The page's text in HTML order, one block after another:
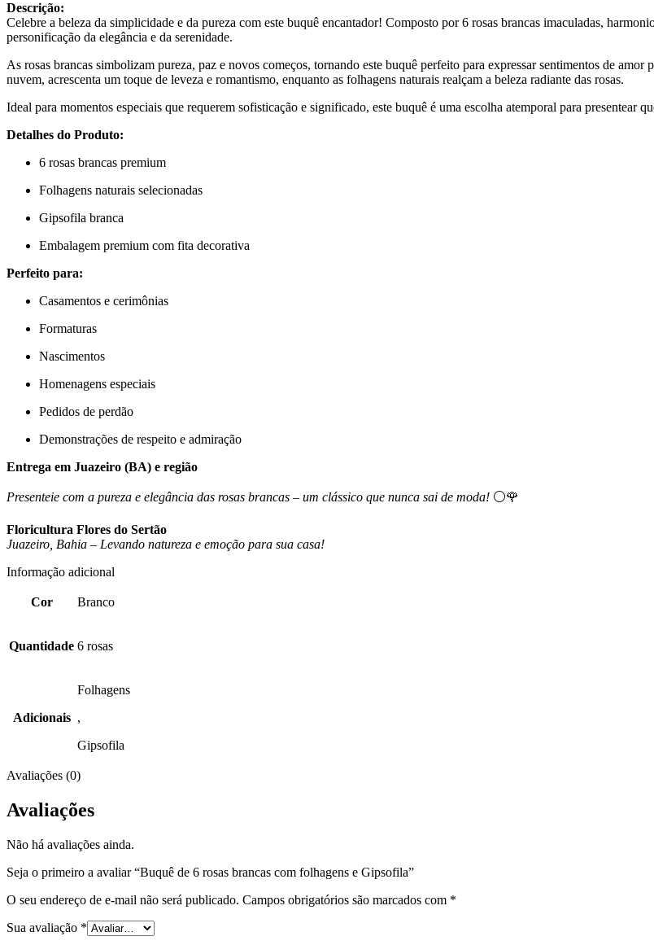
Descrição:
Celebre a beleza da simplicidade e da pureza com este buquê encantador! Composto por 6 rosas brancas imaculadas,
personificação da elegância e da serenidade.
As rosas brancas simbolizam pureza, paz e novos começos, tornando este buquê perfeito para expressar sentimentos de
nuvem, acrescenta um toque de leveza e romantismo, enquanto as folhagens naturais realçam a beleza radiante das rosas.
Ideal para momentos especiais que requerem sofisticação e significado, este buquê é uma escolha atemporal para presentear
Detalhes do Produto:
6 rosas brancas premium
Folhagens naturais selecionadas
Gipsofila branca
Embalagem premium com fita decorativa
Perfeito para:
Casamentos e cerimônias
Formaturas
Nascimentos
Homenagens especiais
Pedidos de perdão
Demonstrações de respeito e admiração
Entrega em Juazeiro (BA) e região
Presenteie com a pureza e elegância das rosas brancas – um clássico que nunca sai de moda! ⚪🌹
Floricultura Flores do Sertão
Juazeiro, Bahia – Levando natureza e emoção para sua casa!
Informação adicional
Cor Branco
Quantidade 6 rosas
Adicionais
Folhagens
,
Gipsofila
Avaliações (0)
Avaliações
Não há avaliações ainda.
Seja o primeiro a avaliar “Buquê de 6 rosas brancas com folhagens e Gipsofila”
O seu endereço de e-mail não será publicado. Campos obrigatórios são marcados com *
Sua avaliação *